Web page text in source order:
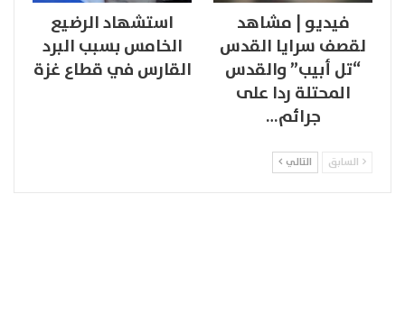
فيديو | مشاهد
لقصف سرايا القدس
“تل أبيب” والقدس
المحتلة ردا على
جرائم…
استشهاد الرضيع
الخامس بسبب البرد
القارس في قطاع غزة
السابق التالي